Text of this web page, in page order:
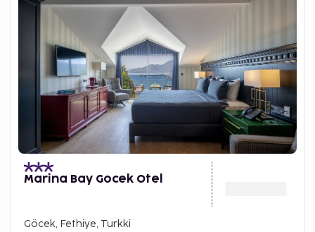
Marina Bay Gocek Otel
Göcek, Fethiye, Turkki